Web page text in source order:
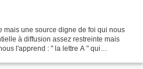
mais une source digne de foi qui nous
à diffusion assez restreinte mais
l'apprend : " la lettre A " qui